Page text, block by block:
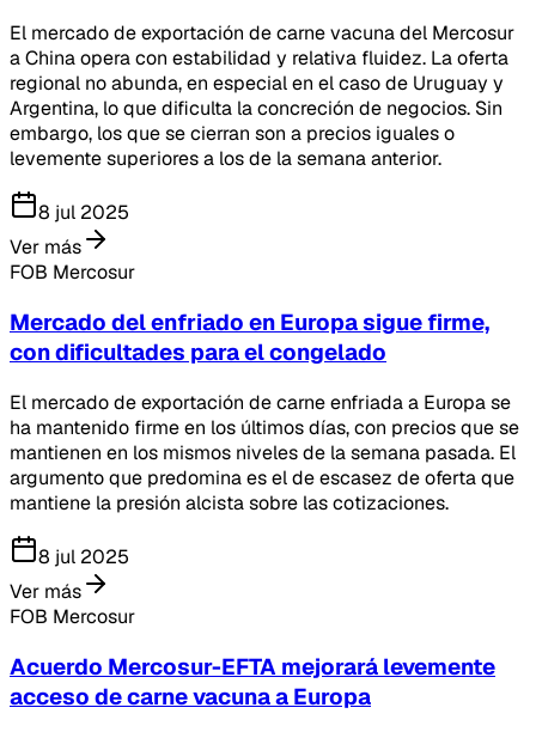
El mercado de exportación de carne vacuna del Mercosur
a China opera con estabilidad y relativa fluidez. La oferta
regional no abunda, en especial en el caso de Uruguay y
Argentina, lo que dificulta la concreción de negocios. Sin
embargo, los que se cierran son a precios iguales o
levemente superiores a los de la semana anterior.
8 jul 2025
Ver más
FOB Mercosur
Mercado del enfriado en Europa sigue firme,
con dificultades para el congelado
El mercado de exportación de carne enfriada a Europa se
ha mantenido firme en los últimos días, con precios que se
mantienen en los mismos niveles de la semana pasada. El
argumento que predomina es el de escasez de oferta que
mantiene la presión alcista sobre las cotizaciones.
8 jul 2025
Ver más
FOB Mercosur
Acuerdo Mercosur-EFTA mejorará levemente
acceso de carne vacuna a Europa